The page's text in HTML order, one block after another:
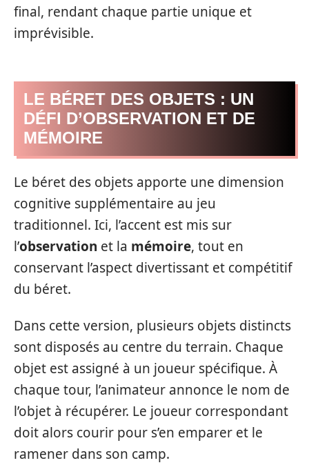
final, rendant chaque partie unique et
imprévisible.
LE BÉRET DES OBJETS : UN
DÉFI D’OBSERVATION ET DE
MÉMOIRE
Le béret des objets apporte une dimension
cognitive supplémentaire au jeu
traditionnel. Ici, l’accent est mis sur
l’observation et la mémoire, tout en
conservant l’aspect divertissant et compétitif
du béret.
Dans cette version, plusieurs objets distincts
sont disposés au centre du terrain. Chaque
objet est assigné à un joueur spécifique. À
chaque tour, l’animateur annonce le nom de
l’objet à récupérer. Le joueur correspondant
doit alors courir pour s’en emparer et le
ramener dans son camp.